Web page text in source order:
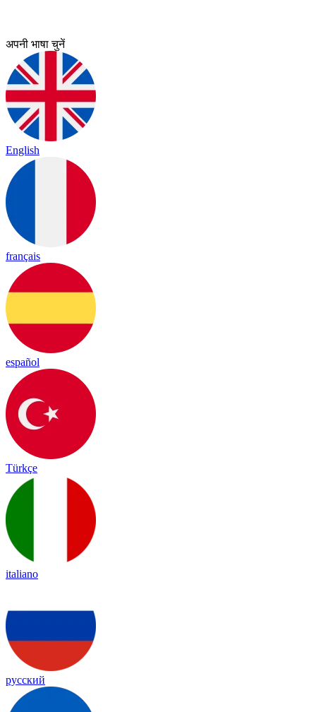
अपनी भाषा चुनें
English
français
español
Türkçe
italiano
русский